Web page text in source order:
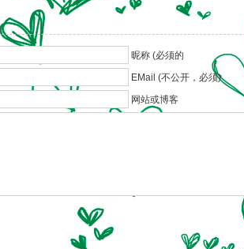
昵称 (必须的
EMail (不公开，必须)
网站或博客